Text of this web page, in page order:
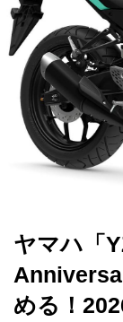
ヤマハ「
める！